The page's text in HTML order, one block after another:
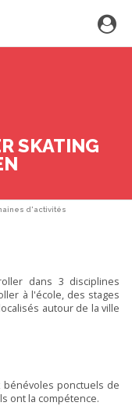
SKATING
d'activités
dans 3 disciplines
à l'école, des stages
autour de la ville
ponctuels de
ont la compétence.